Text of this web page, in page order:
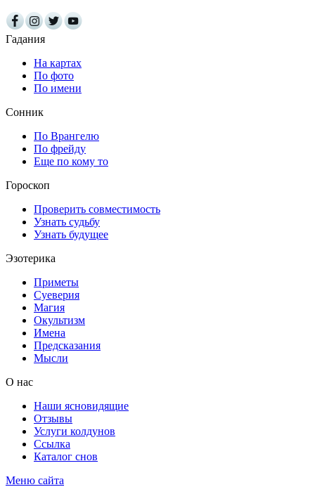
Гадания
На картах
По фото
По имени
Сонник
По Врангелю
По фрейду
Еще по кому то
Гороскоп
Проверить совместимость
Узнать судьбу
Узнать будущее
Эзотерика
Приметы
Суеверия
Магия
Окультизм
Имена
Предсказания
Мысли
О нас
Наши ясновидящие
Отзывы
Услуги колдунов
Ссылка
Каталог снов
Меню сайта